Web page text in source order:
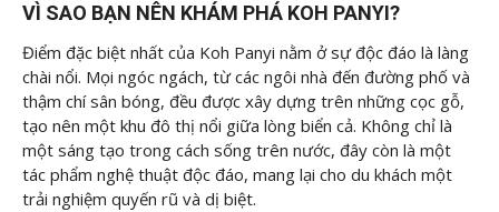
VÌ SAO BẠN NÊN KHÁM PHÁ KOH PANYI?
Điểm đặc biệt nhất của Koh Panyi nằm ở sự độc đáo là làng
chài nổi. Mọi ngóc ngách, từ các ngôi nhà đến đường phố và
thậm chí sân bóng, đều được xây dựng trên những cọc gỗ,
tạo nên một khu đô thị nổi giữa lòng biển cả. Không chỉ là
một sáng tạo trong cách sống trên nước, đây còn là một
tác phẩm nghệ thuật độc đáo, mang lại cho du khách một
trải nghiệm quyến rũ và dị biệt.